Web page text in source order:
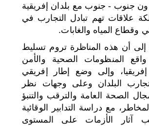
جنوب - جنوب مع بلدان إفريقية
علاقات تهم تبادل التجارب في
وقطاع المياه والغابات.
إلى أن هذه المناظرة تروم تسليط
المنظومات الصحية والأمن
وإلى وضع إطار إفريقي
البلدان وعلى وجهات نظر
الصحة العامة والترقب والتنبؤ
مع دراسة التدابير الوقائية
آثار الأزمات على المستوى